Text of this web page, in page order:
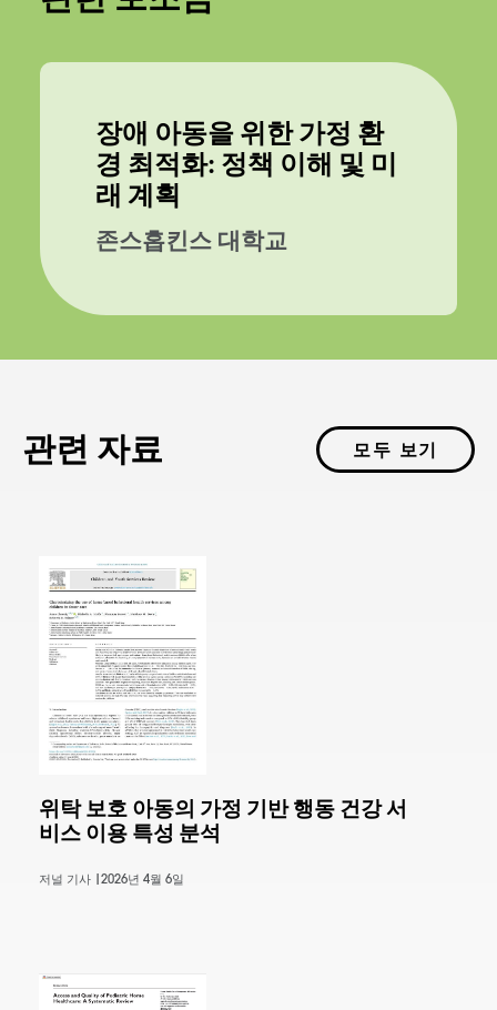
장애 아동을 위한 가정 환
경 최적화: 정책 이해 및 미
래 계획
존스홉킨스 대학교
관련 자료 모두 보기
위탁 보호 아동의 가정 기반 행동 건강 서
비스 이용 특성 분석
저널 기사 | 2026년 4월 6일